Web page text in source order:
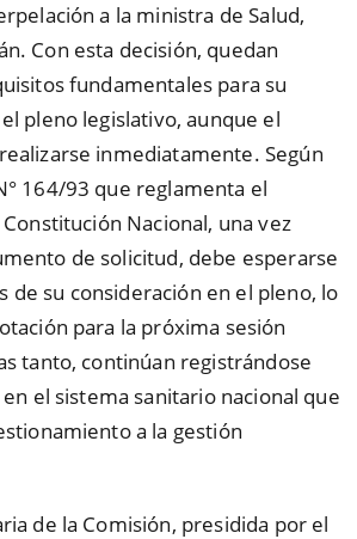
a la ministra de Salud,
Con esta decisión, quedan
fundamentales para su
pleno legislativo, aunque el
inmediatamente. Según
164/93 que reglamenta el
Nacional, una vez
de solicitud, debe esperarse
de su consideración en el pleno, lo
para la próxima sesión
tanto, continúan registrándose
el sistema sanitario nacional que
a la gestión
de la Comisión, presidida por el